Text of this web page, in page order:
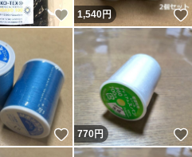
いいね！
1,540円
いいね！
770円